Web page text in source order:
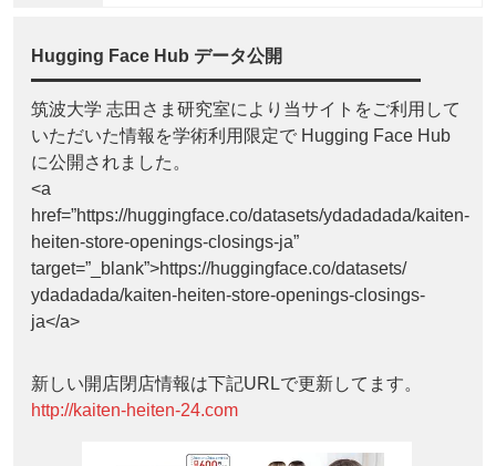
Hugging Face Hub データ公開
筑波大学 志田さま研究室により当サイトをご利用して
いただいた情報を学術利用限定で Hugging Face Hub
に公開されました。
<a
href=”https://huggingface.co/datasets/ydadadada/kaiten-
heiten-store-openings-closings-ja”
target=”_blank”>https://huggingface.co/datasets/
ydadadada/kaiten-heiten-store-openings-closings-
ja</a>
新しい開店閉店情報は下記URLで更新してます。
http://kaiten-heiten-24.com